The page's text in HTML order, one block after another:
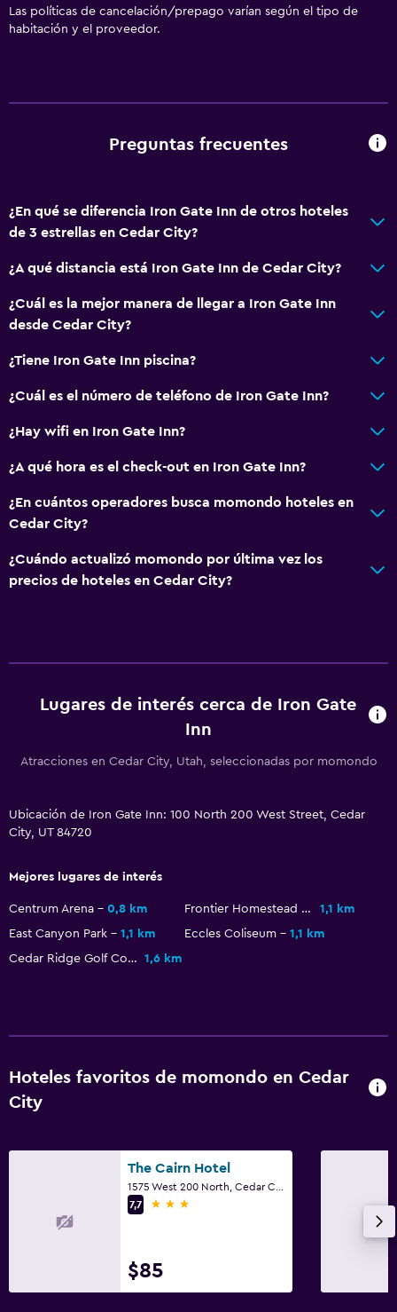
Las políticas de cancelación/prepago varían según el tipo de
habitación y el proveedor.
Preguntas frecuentes
¿En qué se diferencia Iron Gate Inn de otros hoteles
de 3 estrellas en Cedar City?
¿A qué distancia está Iron Gate Inn de Cedar City?
¿Cuál es la mejor manera de llegar a Iron Gate Inn
desde Cedar City?
¿Tiene Iron Gate Inn piscina?
¿Cuál es el número de teléfono de Iron Gate Inn?
¿Hay wifi en Iron Gate Inn?
¿A qué hora es el check-out en Iron Gate Inn?
¿En cuántos operadores busca momondo hoteles en
Cedar City?
¿Cuándo actualizó momondo por última vez los
precios de hoteles en Cedar City?
Lugares de interés cerca de Iron Gate
Inn
Atracciones en Cedar City, Utah, seleccionadas por momondo
Ubicación de Iron Gate Inn: 100 North 200 West Street, Cedar
City, UT 84720
Mejores lugares de interés
Centrum Arena 0,8 km Frontier Homestead State Park Museum
1,1 km
East Canyon Park
1,1 km Eccles Coliseum
1,1 km
Cedar Ridge Golf Course
1,6 km
Hoteles favoritos de momondo en Cedar
City
The Cairn Hotel
7,7
3 estrellas
$85